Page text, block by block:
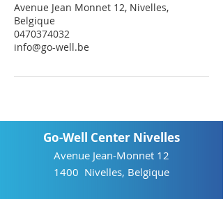
Avenue Jean Monnet 12, Nivelles,
Belgique
0470374032
info@go-well.be
Go-Well Center Nivelles
Avenue Jean-Monnet 12
1400 Nivelles, Belgique